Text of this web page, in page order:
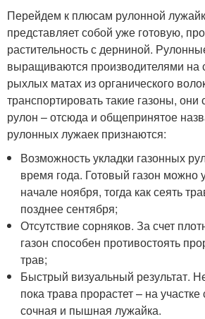
Перейдем к плюсам рулонной
представляет собой уже готовую,
растительность с дерниной.
выращиваются производителями на
рыхлых матах из органического
транспортировать такие газоны,
рулон – отсюда и общепринятое
рулонных лужаек признаются:
Возможность укладки газонных
время года. Готовый газон можно
начале ноября, тогда как сеять
позднее сентября;
Отсутствие сорняков. За счет
газон способен противостоять
трав;
Быстрый визуальный результат.
пока трава прорастет – на
сочная и пышная лужайка.